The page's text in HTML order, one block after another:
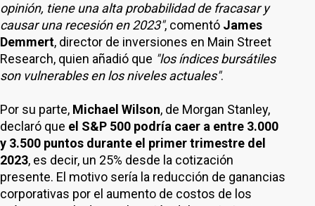
opinión, tiene una alta probabilidad de fracasar y
causar una recesión en 2023", comentó James
Demmert, director de inversiones en Main Street
Research, quien añadió que "los índices bursátiles
son vulnerables en los niveles actuales".
Por su parte, Michael Wilson, de Morgan Stanley,
declaró que el S&P 500 podría caer a entre 3.000
y 3.500 puntos durante el primer trimestre del
2023, es decir, un 25% desde la cotización
presente. El motivo sería la reducción de ganancias
corporativas por el aumento de costos de los